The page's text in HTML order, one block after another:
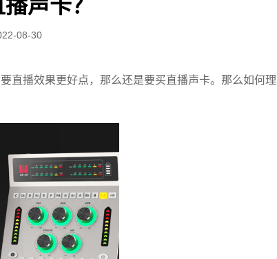
声卡？
08-30
直播效果更好点，那么还是要买直播声卡。那么如何理